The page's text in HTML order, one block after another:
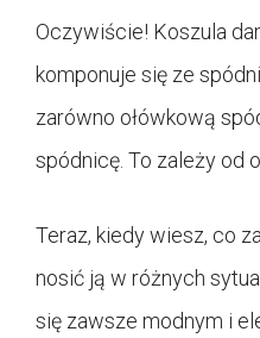
Oczywiście! Koszula
komponuje się ze
zarówno ołówkową
spódnicę. To zależy od
Teraz, kiedy wiesz, co
nosić ją w różnych
się zawsze modnym i